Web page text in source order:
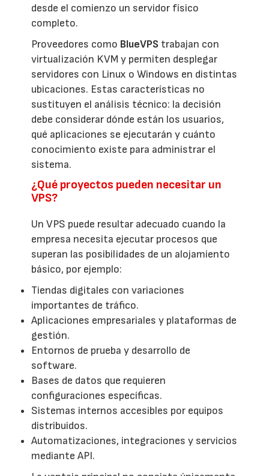
desde el comienzo un servidor físico
completo.
Proveedores como BlueVPS trabajan con
virtualización KVM y permiten desplegar
servidores con Linux o Windows en distintas
ubicaciones. Estas características no
sustituyen el análisis técnico: la decisión
debe considerar dónde están los usuarios,
qué aplicaciones se ejecutarán y cuánto
conocimiento existe para administrar el
sistema.
¿Qué proyectos pueden necesitar un
VPS?
Un VPS puede resultar adecuado cuando la
empresa necesita ejecutar procesos que
superan las posibilidades de un alojamiento
básico, por ejemplo:
Tiendas digitales con variaciones
importantes de tráfico.
Aplicaciones empresariales y plataformas de
gestión.
Entornos de prueba y desarrollo de
software.
Bases de datos que requieren
configuraciones específicas.
Sistemas internos accesibles por equipos
distribuidos.
Automatizaciones, integraciones y servicios
mediante API.